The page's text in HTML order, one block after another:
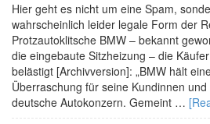
Hier geht es nicht um eine Spam,
wahrscheinlich leider legale Form der
Protzautoklitsche BMW – bekannt
die eingebaute Sitzheizung – die
belästigt [Archivversion]: „BMW hält
Überraschung für seine Kundinnen
deutsche Autokonzern. Gemeint …